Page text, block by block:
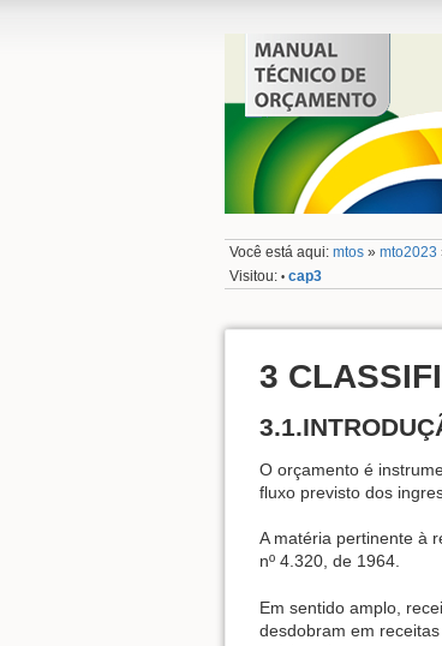
Você está aqui:mtos »mto2023
Visitou: • cap3
3
O orçamento é
fluxo previsto dos
A matéria pertinente à
nº 4.320, de 1964.
Em sentido amplo,
desdobram em